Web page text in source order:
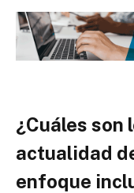
¿Cuáles son
actualidad
enfoque